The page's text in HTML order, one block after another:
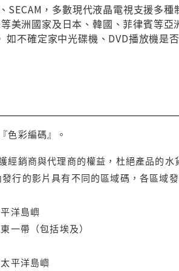
SECAM，多數現代液晶電視支援多
美洲國家及日本、韓國、菲律賓等亞
如不確定家中光碟機、DVD播放機是
色彩編碼』。
銷商與代理商的權益，杜絕產品的水
行的影片具有不同的區域碼，各區域
洋島嶼
一帶（包括埃及）
平洋島嶼